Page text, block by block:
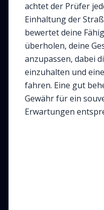
achtet der Prüfer
Einhaltung der
bewertet deine
überholen, deine
anzupassen, dabei
einzuhalten und
fahren. Eine gut
Gewähr für ein
Erwartungen